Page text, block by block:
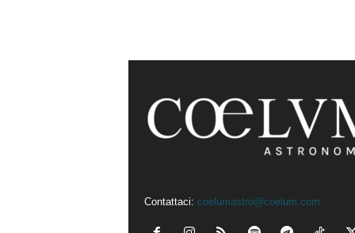
Contattaci: coelumastro@coelum.com